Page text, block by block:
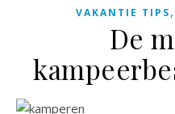
VAKANTIE TIPS,
De